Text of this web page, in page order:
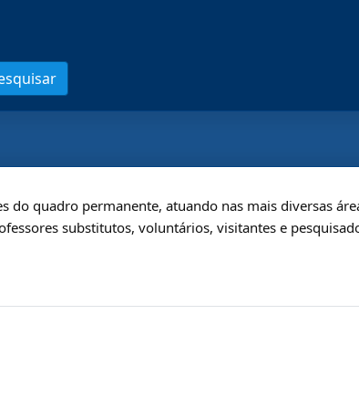
do quadro permanente, atuando nas mais diversas
substitutos, voluntários, visitantes e